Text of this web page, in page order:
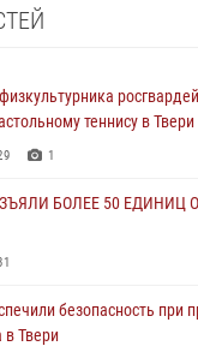
теннису в Твери
1
БОЛЕЕ 50 ЕДИНИЦ
безопасность при
в Твери